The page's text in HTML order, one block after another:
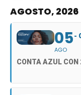
AGOSTO, 2026
05
AGO
CONTA AZUL CON